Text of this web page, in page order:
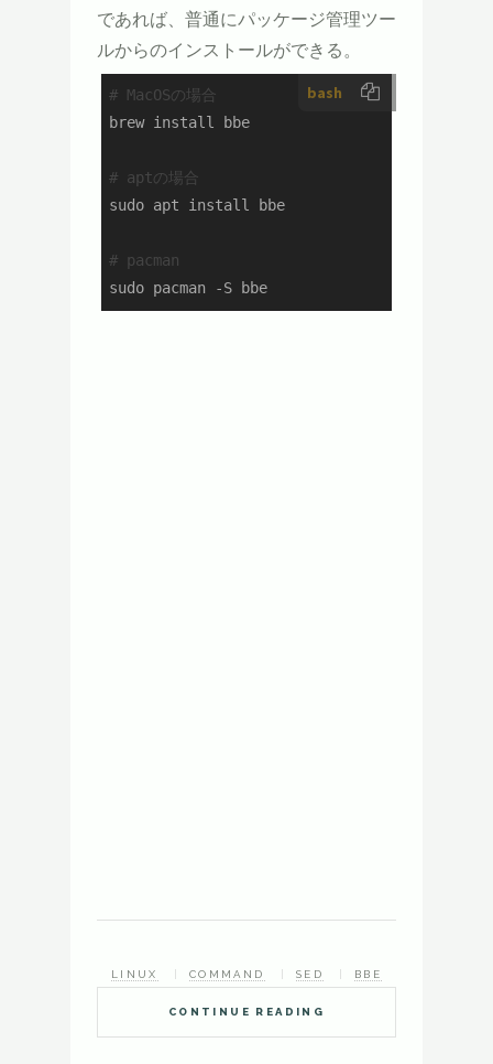
であれば、普通にパッケージ管理ツー
ルからのインストールができる。
bash
# MacOSの場合
brew install bbe
# aptの場合
sudo apt install bbe
# pacman
sudo pacman -S bbe
CONTINUE READING
LINUX COMMAND SED BBE